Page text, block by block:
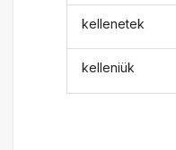
kellenetek
kelleniük